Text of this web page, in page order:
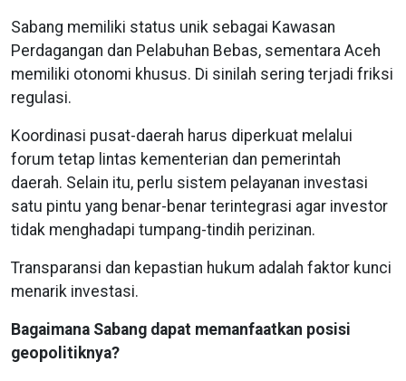
Sabang memiliki status unik sebagai Kawasan
Perdagangan dan Pelabuhan Bebas, sementara Aceh
memiliki otonomi khusus. Di sinilah sering terjadi friksi
regulasi.
Koordinasi pusat-daerah harus diperkuat melalui
forum tetap lintas kementerian dan pemerintah
daerah. Selain itu, perlu sistem pelayanan investasi
satu pintu yang benar-benar terintegrasi agar investor
tidak menghadapi tumpang-tindih perizinan.
Transparansi dan kepastian hukum adalah faktor kunci
menarik investasi.
Bagaimana Sabang dapat memanfaatkan posisi
geopolitiknya?